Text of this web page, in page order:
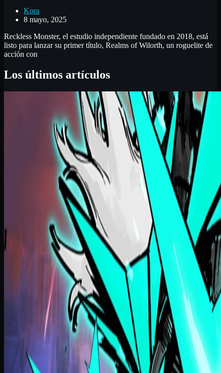
Kora
8 mayo, 2025
Reckless Monster, el estudio independiente fundado en 2018, está
listo para lanzar su primer título, Realms of Wilorth, un roguelite de
acción con
Los últimos artículos